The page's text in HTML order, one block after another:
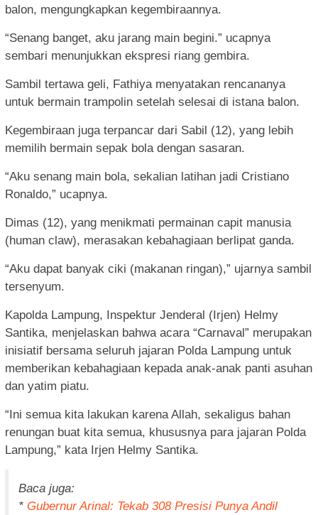
balon, mengungkapkan kegembiraannya.
“Senang banget, aku jarang main begini.” ucapnya
sembari menunjukkan ekspresi riang gembira.
Sambil tertawa geli, Fathiya menyatakan rencananya
untuk bermain trampolin setelah selesai di istana balon.
Kegembiraan juga terpancar dari Sabil (12), yang lebih
memilih bermain sepak bola dengan sasaran.
“Aku senang main bola, sekalian latihan jadi Cristiano
Ronaldo,” ucapnya.
Dimas (12), yang menikmati permainan capit manusia
(human claw), merasakan kebahagiaan berlipat ganda.
“Aku dapat banyak ciki (makanan ringan),” ujarnya sambil
tersenyum.
Kapolda Lampung, Inspektur Jenderal (Irjen) Helmy
Santika, menjelaskan bahwa acara “Carnaval” merupakan
inisiatif bersama seluruh jajaran Polda Lampung untuk
memberikan kebahagiaan kepada anak-anak panti asuhan
dan yatim piatu.
“Ini semua kita lakukan karena Allah, sekaligus bahan
renungan buat kita semua, khususnya para jajaran Polda
Lampung,” kata Irjen Helmy Santika.
Baca juga:
* Gubernur Arinal: Tekab 308 Presisi Punya Andil